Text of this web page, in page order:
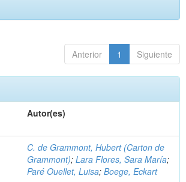
Anterior 1 Siguiente
Autor(es)
C. de Grammont, Hubert (Carton de
Grammont);Lara Flores, Sara María;
Paré Ouellet, Luisa;Boege, Eckart